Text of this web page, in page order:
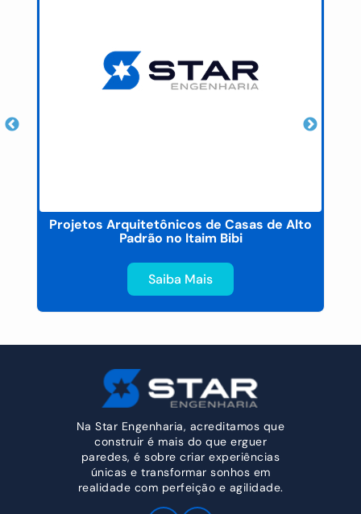
Projetos Arquitetônicos de Casas de Alto
Padrão no Itaim Bibi
Saiba Mais
Na Star Engenharia, acreditamos que
construir é mais do que erguer
paredes, é sobre criar experiências
únicas e transformar sonhos em
realidade com perfeição e agilidade.